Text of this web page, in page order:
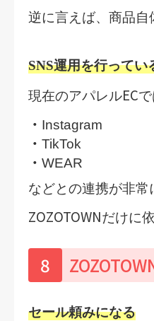
逆に言えば、商品
SNS運用を行ってい
現在のアパレルECで
・ Instagram
・ TikTok
・ WEAR
などとの連携が非常
ZOZOTOWNだけに
8
セール頼みになる